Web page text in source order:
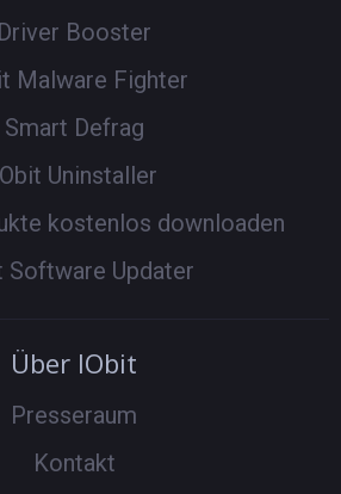
Driver Booster
Malware Fighter
Smart Defrag
Uninstaller
kostenlos downloaden
Software Updater
Über IObit
Presseraum
Kontakt